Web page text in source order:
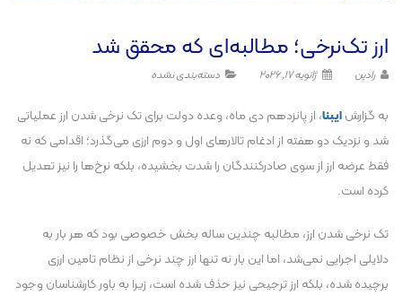
ارز تک‌نرخی؛ مطالبه‌ای که محقق شد
رادین ژانویه 17, 2026 دسته‌بندی نشده
به گزارشایبنا، از پانزدهم دی ماه، وعده دولت برای تک نرخی شدن ارز عملیاتی
شد و نزدیک دو هفته از ادغام تالار‌های اول و دوم ارزی می‌گذرد؛ اقدامی که نه
فقط عرضه ارز از سوی صادرکنندگان را شدت بخشیده، بلکه نرخ‌ها را نیز تعدیل
کرده است.
تک نرخی شدن ارز، مطالبه چندین ساله بخش خصوصی بود که هر بار به
دلایلی اجرایی نمی‌شد، اما این بار نه تنها ارز چند نرخی از نظام تامین ارزی
برچیده شده، بلکه ارز ترجیحی نیز حذف شده است، زیرا به باور کارشناسان وجود